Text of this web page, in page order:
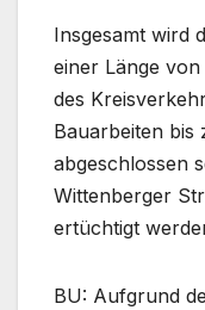
Insgesamt wird
einer Länge
des
Bauarbeiten bis
abgeschlossen
Wittenberger
ertüchtigt
BU: Aufgrund